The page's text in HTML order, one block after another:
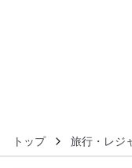
トップ 旅行・レジ